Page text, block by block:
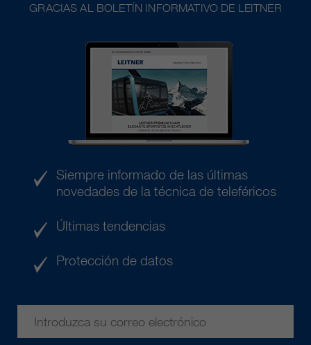
GRACIAS AL BOLETÍN INFORMATIVO DE LEITNER
Siempre informado de las últimas
novedades de la técnica de teleféricos
Últimas tendencias
Protección de datos